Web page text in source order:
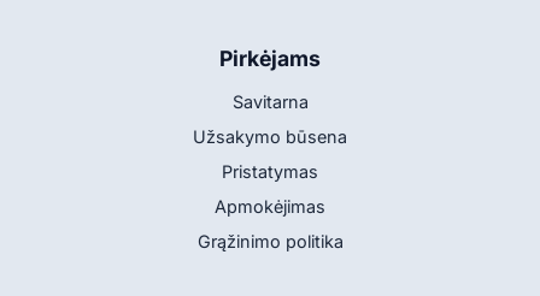
Pirkėjams
Savitarna
Užsakymo būsena
Pristatymas
Apmokėjimas
Grąžinimo politika